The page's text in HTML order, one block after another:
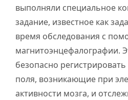
выполняли специальное
задание, известное как
время обследования с
магнитоэнцефалографии.
безопасно
поля, возникающие при
активности мозга, и